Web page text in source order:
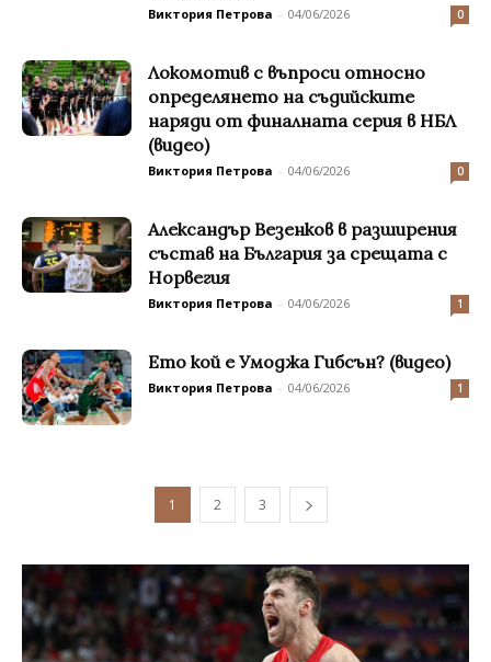
Виктория Петрова - 04/06/2026 0
Локомотив с въпроси относно
определянето на съдийските
наряди от финалната серия в НБЛ
(видео)
Виктория Петрова - 04/06/2026 0
Александър Везенков в разширения
състав на България за срещата с
Норвегия
Виктория Петрова - 04/06/2026 1
Ето кой е Умоджа Гибсън? (видео)
Виктория Петрова - 04/06/2026 1
1 2 3